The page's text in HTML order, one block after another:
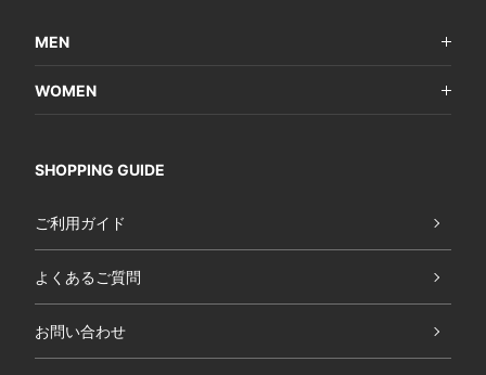
MEN
WOMEN
SHOPPING GUIDE
ご利用ガイド
よくあるご質問
お問い合わせ